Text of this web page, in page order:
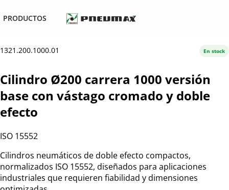
PRODUCTOS
1321.200.1000.01
Cilindro Ø200 carrera 1000 versión
base con vástago cromado y doble
efecto
ISO 15552
Cilindros neumáticos de doble efecto compactos,
normalizados ISO 15552, diseñados para aplicaciones
industriales que requieren fiabilidad y dimensiones
En stock